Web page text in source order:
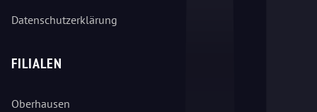
Datenschutzerklärung
FILIALEN
Oberhausen